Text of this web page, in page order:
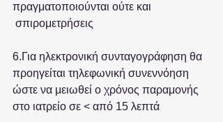
πραγματοποιούνται ούτε και
σπιρομετρήσεις
6.Για ηλεκτρονική συνταγογράφηση θα
προηγείται τηλεφωνική συνεννόηση
ώστε να μειωθεί ο χρόνος παραμονής
στο ιατρείο σε < από 15 λεπτά